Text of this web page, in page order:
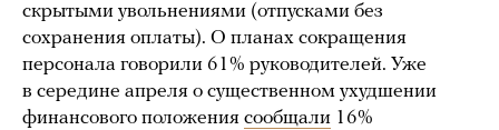
скрытыми увольнениями (отпусками без
сохранения оплаты). О планах сокращения
персонала говорили 61% руководителей. Уже
в середине апреля о существенном ухудшении
финансового положения сообщали 16%